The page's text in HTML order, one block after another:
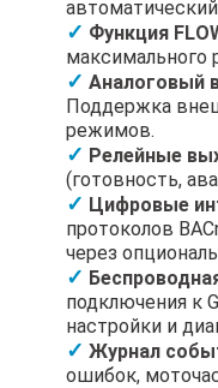
Функция
максимального
Аналоговый
Поддержка
режимов.
Релейные
(готовность,
Цифровые
протоколов
через
подключения к
настройки и
Журнал
ошибок,